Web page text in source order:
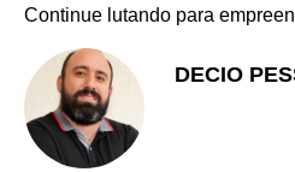
Continue lutando para
DECIO